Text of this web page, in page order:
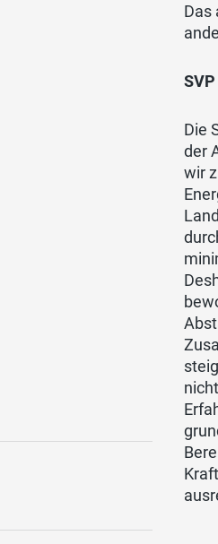
Das
Die
der
wir